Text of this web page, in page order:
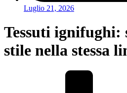
Luglio 21, 2026
Tessuti ignifughi:
stile nella stessa